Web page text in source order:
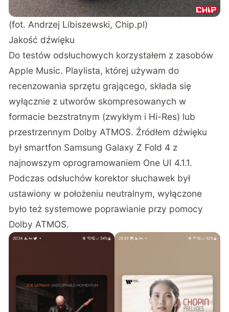
(fot. Andrzej Libiszewski, Chip.pl)
Jakość dźwięku
Do testów odsłuchowych korzystałem z zasobów
Apple Music. Playlista, której używam do
recenzowania sprzętu grającego, składa się
wyłącznie z utworów skompresowanych w
formacie bezstratnym (zwykłym i Hi-Res) lub
przestrzennym Dolby ATMOS. Źródłem dźwięku
był smartfon Samsung Galaxy Z Fold 4 z
najnowszym oprogramowaniem One UI 4.1.1.
Podczas odsłuchów korektor słuchawek był
ustawiony w położeniu neutralnym, wyłączone
było też systemowe poprawianie przy pomocy
Dolby ATMOS.